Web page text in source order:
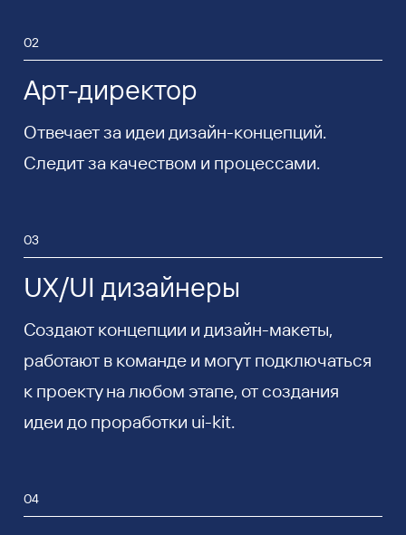
02
Арт-директор
Отвечает за идеи дизайн-концепций.
Следит за качеством и процессами.
03
UX/UI дизайнеры
Создают концепции и дизайн-макеты,
работают в команде и могут подключаться
к проекту на любом этапе, от создания
идеи до проработки ui-kit.
04